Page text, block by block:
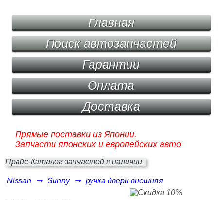
Главная
Поиск автозапчастей
Гарантии
Оплата
Доставка
Прямые поставки из Японии.
Запчасти японских и европейских авто
Прайс-Каталог запчастей в наличии
Nissan ➞ Sunny ➞ ручка двери внешняя